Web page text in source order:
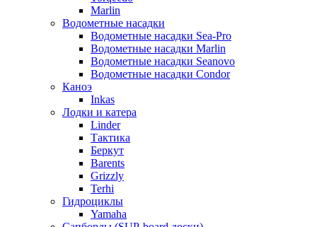
Marlin
Водометные насадки
Водометные насадки Sea-Pro
Водометные насадки Marlin
Водометные насадки Seanovo
Водометные насадки Condor
Каноэ
Inkas
Лодки и катера
Linder
Тактика
Беркут
Barents
Grizzly
Terhi
Гидроциклы
Yamaha